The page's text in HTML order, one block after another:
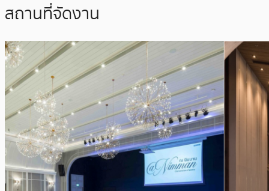
สถานที่จัดงาน